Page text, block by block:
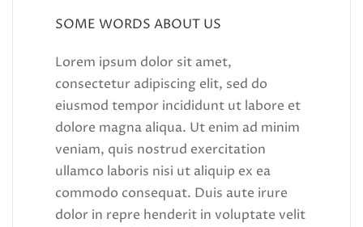
SOME WORDS ABOUT US
Lorem ipsum dolor sit amet,
consectetur adipiscing elit, sed do
eiusmod tempor incididunt ut labore et
dolore magna aliqua. Ut enim ad minim
veniam, quis nostrud exercitation
ullamco laboris nisi ut aliquip ex ea
commodo consequat. Duis aute irure
dolor in repre henderit in voluptate velit